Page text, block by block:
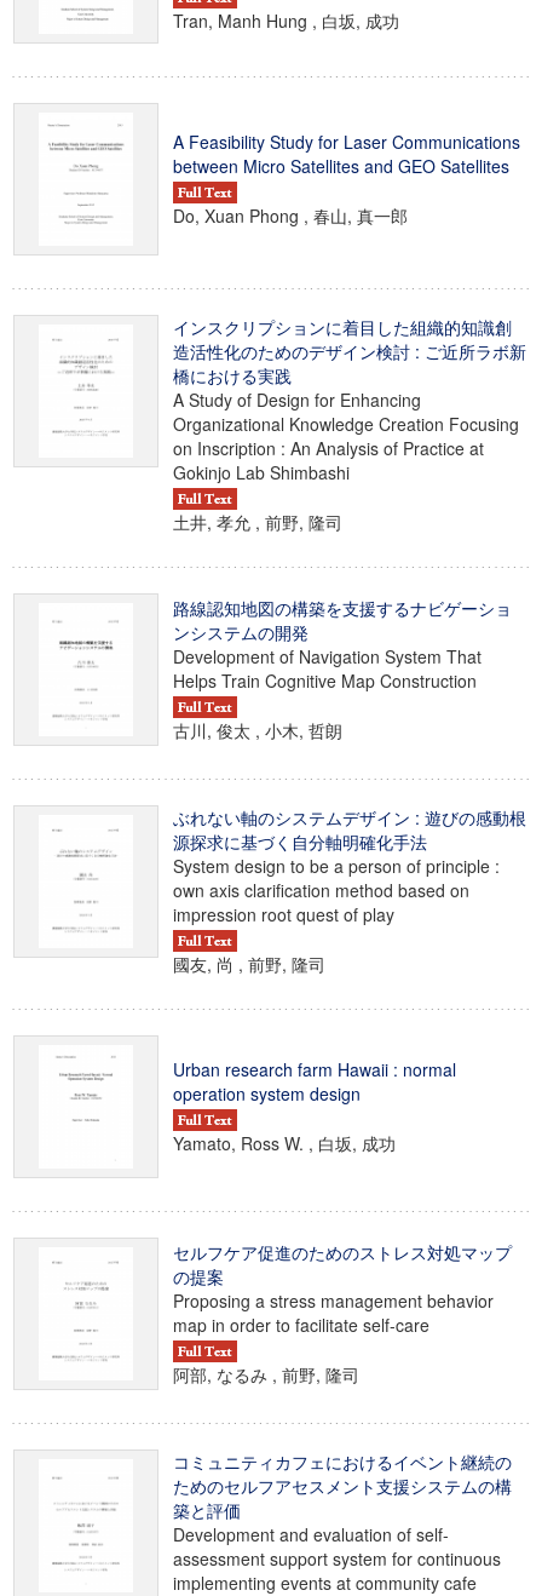
Tran, Manh Hung , 白坂, 成功
A Feasibility Study for Laser Communications
between Micro Satellites and GEO Satellites
Do, Xuan Phong , 春山, 真一郎
インスクリプションに着目した組織的知識創
造活性化のためのデザイン検討 : ご近所ラボ新
橋における実践
A Study of Design for Enhancing
Organizational Knowledge Creation Focusing
on Inscription : An Analysis of Practice at
Gokinjo Lab Shimbashi
土井, 孝允 , 前野, 隆司
路線認知地図の構築を支援するナビゲーショ
ンシステムの開発
Development of Navigation System That
Helps Train Cognitive Map Construction
古川, 俊太 , 小木, 哲朗
ぶれない軸のシステムデザイン : 遊びの感動根
源探求に基づく自分軸明確化手法
System design to be a person of principle :
own axis clarification method based on
impression root quest of play
國友, 尚 , 前野, 隆司
Urban research farm Hawaii : normal
operation system design
Yamato, Ross W. , 白坂, 成功
セルフケア促進のためのストレス対処マップ
の提案
Proposing a stress management behavior
map in order to facilitate self-care
阿部, なるみ , 前野, 隆司
コミュニティカフェにおけるイベント継続の
ためのセルフアセスメント支援システムの構
築と評価
Development and evaluation of self-
assessment support system for continuous
implementing events at community cafe